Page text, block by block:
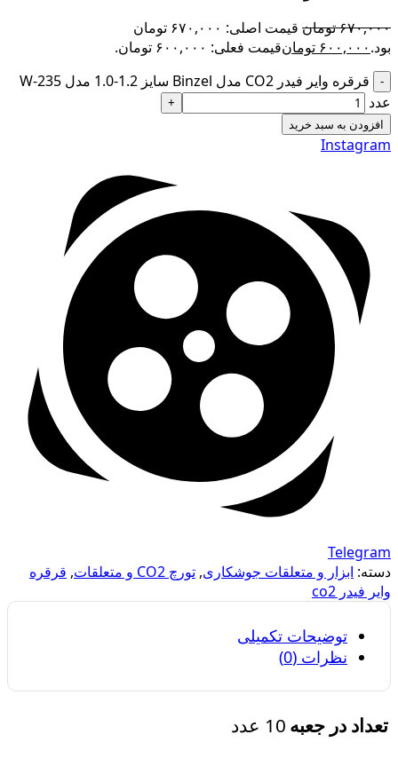
۶۷۰,۰۰۰تومان
قیمت اصلی: ۶۷۰,۰۰۰ تومان
بود.۶۰۰,۰۰۰ تومانقیمت فعلی: ۶۰۰,۰۰۰ تومان.
قرقره وایر فیدر CO2 مدل Binzel سایز 1.2-1.0 مدل W-235
عدد
افزودن به سبد خرید
Instagram
Telegram
دسته: ابزار و متعلقات جوشکاری, تورچ CO2 و متعلقات , قرقره
وایر فیدر co2
توضیحات تکمیلی
نظرات (0)
تعداد در جعبه 10 عدد